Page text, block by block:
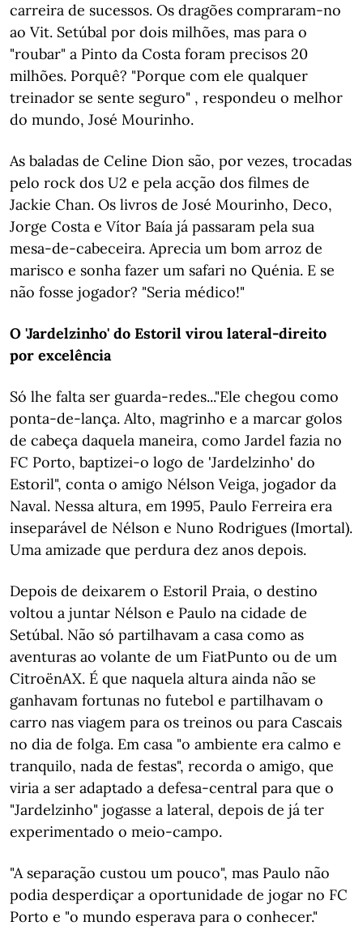
carreira de sucessos. Os dragões compraram-no
ao Vit. Setúbal por dois milhões, mas para o
"roubar" a Pinto da Costa foram precisos 20
milhões. Porquê? "Porque com ele qualquer
treinador se sente seguro" , respondeu o melhor
do mundo, José Mourinho.
As baladas de Celine Dion são, por vezes, trocadas
pelo rock dos U2 e pela acção dos filmes de
Jackie Chan. Os livros de José Mourinho, Deco,
Jorge Costa e Vítor Baía já passaram pela sua
mesa-de-cabeceira. Aprecia um bom arroz de
marisco e sonha fazer um safari no Quénia. E se
não fosse jogador? "Seria médico!"
O 'Jardelzinho' do Estoril virou lateral-direito
por excelência
Só lhe falta ser guarda-redes..."Ele chegou como
ponta-de-lança. Alto, magrinho e a marcar golos
de cabeça daquela maneira, como Jardel fazia no
FC Porto, baptizei-o logo de 'Jardelzinho' do
Estoril", conta o amigo Nélson Veiga, jogador da
Naval. Nessa altura, em 1995, Paulo Ferreira era
inseparável de Nélson e Nuno Rodrigues (Imortal).
Uma amizade que perdura dez anos depois.
Depois de deixarem o Estoril Praia, o destino
voltou a juntar Nélson e Paulo na cidade de
Setúbal. Não só partilhavam a casa como as
aventuras ao volante de um FiatPunto ou de um
CitroënAX. É que naquela altura ainda não se
ganhavam fortunas no futebol e partilhavam o
carro nas viagem para os treinos ou para Cascais
no dia de folga. Em casa "o ambiente era calmo e
tranquilo, nada de festas", recorda o amigo, que
viria a ser adaptado a defesa-central para que o
"Jardelzinho" jogasse a lateral, depois de já ter
experimentado o meio-campo.
"A separação custou um pouco", mas Paulo não
podia desperdiçar a oportunidade de jogar no FC
Porto e "o mundo esperava para o conhecer."